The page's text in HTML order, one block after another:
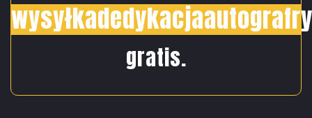
wysyłkadedykacjaautograf
gratis.